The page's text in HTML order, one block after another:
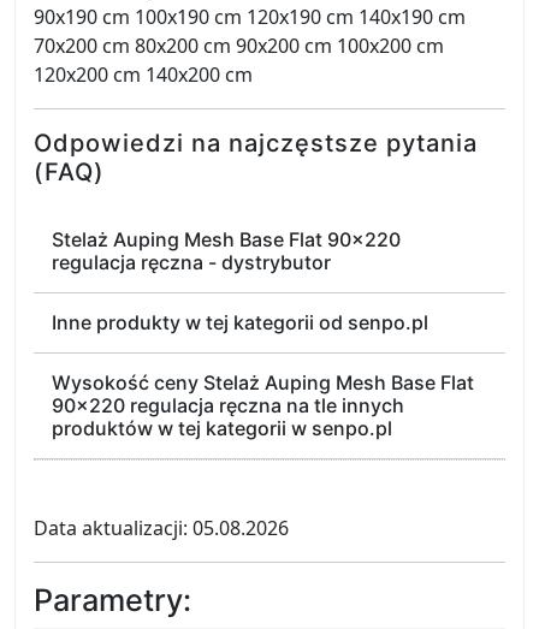
90x190 cm 100x190 cm 120x190 cm 140x190 cm
70x200 cm 80x200 cm 90x200 cm 100x200 cm
120x200 cm 140x200 cm
Odpowiedzi na najczęstsze pytania
(FAQ)
Stelaż Auping Mesh Base Flat 90x220
regulacja ręczna - dystrybutor
Inne produkty w tej kategorii od senpo.pl
Wysokość ceny Stelaż Auping Mesh Base Flat
90x220 regulacja ręczna na tle innych
produktów w tej kategorii w senpo.pl
Data aktualizacji: 05.08.2026
Parametry: